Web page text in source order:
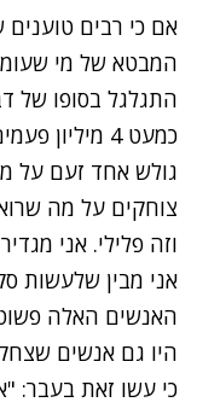
אם כי רבים
המבטא של מי
התגלגל בסופו של
כמעט 4 מיליון פעמים ועורר דיון סוער בקרב הגולשים.
גולש אחד זעם על
צוחקים על מה
וזה פלילי. אני
אני מבין שלעשות
האנשים האלה פשוט
היו גם אנשים
כי עשו זאת בעבר: